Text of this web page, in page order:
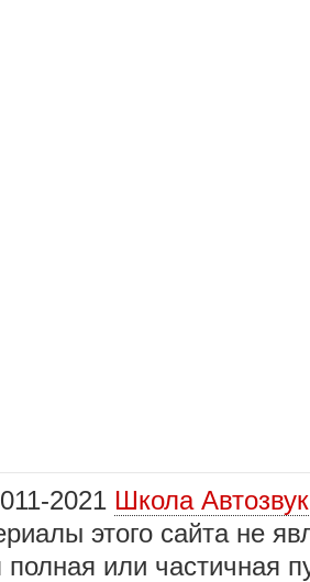
2021 Школа
этого сайта не
или частичная